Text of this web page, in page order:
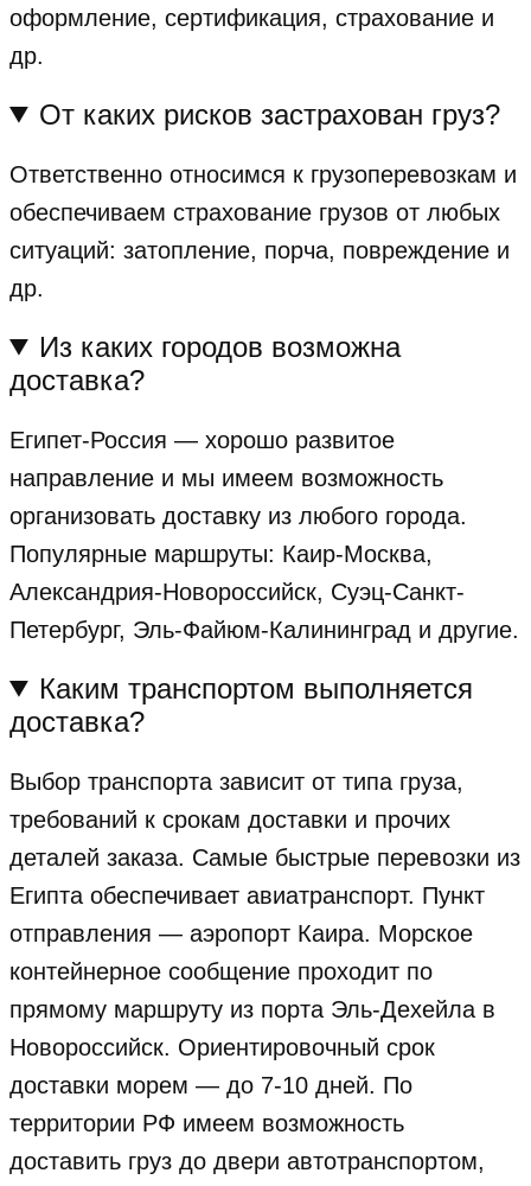
оформление, сертификация, страхование и
др.
От каких рисков застрахован груз?
Ответственно относимся к грузоперевозкам и
обеспечиваем страхование грузов от любых
ситуаций: затопление, порча, повреждение и
др.
Из каких городов возможна
доставка?
Египет-Россия — хорошо развитое
направление и мы имеем возможность
организовать доставку из любого города.
Популярные маршруты: Каир-Москва,
Александрия-Новороссийск, Суэц-Санкт-
Петербург, Эль-Файюм-Калининград и другие.
Каким транспортом выполняется
доставка?
Выбор транспорта зависит от типа груза,
требований к срокам доставки и прочих
деталей заказа. Самые быстрые перевозки из
Египта обеспечивает авиатранспорт. Пункт
отправления — аэропорт Каира. Морское
контейнерное сообщение проходит по
прямому маршруту из порта Эль-Дехейла в
Новороссийск. Ориентировочный срок
доставки морем — до 7-10 дней. По
территории РФ имеем возможность
доставить груз до двери автотранспортом,